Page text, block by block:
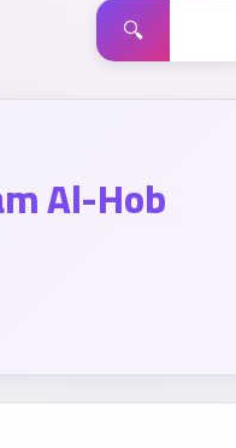
🔍
Al-Hob